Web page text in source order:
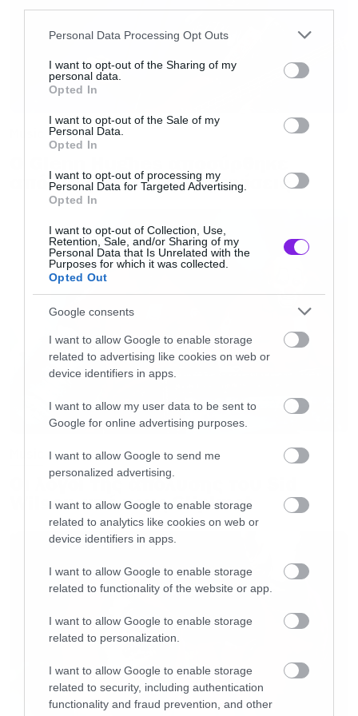
Please note that this website/app uses one or more Google
not limited to your visit or usage behaviour. You may click to
grant or deny consent to Google and its third-party tags to
use your data for below specified purposes in below Google
consent section.
Personal Data Processing Opt Outs
I want to opt-out of the Sharing of my
personal data.
Opted In
I want to opt-out of the Sale of my
Personal Data.
Opted In
I want to opt-out of processing my
Personal Data for Targeted Advertising.
Opted In
I want to opt-out of Collection, Use,
Retention, Sale, and/or Sharing of my
Personal Data that Is Unrelated with the
Purposes for which it was collected.
Opted Out
Google consents
I want to allow Google to enable storage
related to advertising like cookies on web or
device identifiers in apps.
I want to allow my user data to be sent to
Google for online advertising purposes.
I want to allow Google to send me
personalized advertising.
I want to allow Google to enable storage
related to analytics like cookies on web or
device identifiers in apps.
I want to allow Google to enable storage
related to functionality of the website or app.
I want to allow Google to enable storage
related to personalization.
I want to allow Google to enable storage
related to security, including authentication
functionality and fraud prevention, and other
Μια απόλυτα χαρούμενη γιορτή
». *****
Metro
Πολύχρωμο, επιβλητικό, γεμάτο επιτυχίες
Ένα απολαυστικό δίωρο πάρτι… που
ανεβάζει την ποπ μουσική στο υψηλότερο
επίπεδο». ***** – NME
ενώ η Independent υποστήριξε πως «η καριέρα
τους απέδειξε ότι η pop μουσική και η υψηλή
τέχνη όχι μόνο μπορούν να συνυπάρξουν, αλλά
και να υπερβούν υποτιθέμενες ανώτερες
μουσικές φόρμες».
Η περιοδεία Dreamworld: The Greatest Hits
Live, η πρώτη greatest hits tour της καριέρας
τους, γρήγορα καθιερώθηκε ως ένα από τα πιο
επιτυχημένα live projects των τελευταίων
ετών. Στην πέμπτη χρονιά της πλέον, έχει
επισκεφτεί 31 χώρες, με headline εμφανίσεις
στα σημαντικότερα φεστιβάλ venues του
κόσμου όπως το Glastonbury, το Primavera, το
Madison Square Garden, το The Hollywood Bowl
και το τεράστιο Hyde Park, επιβεβαιώνοντας
τη διαχρονική τους δυναμική στη σκηνή.
από τις ζωντανές εμφανίσεις
Οι λόγοι της απόλυσης του Sid
Wilson από τους Slipknot